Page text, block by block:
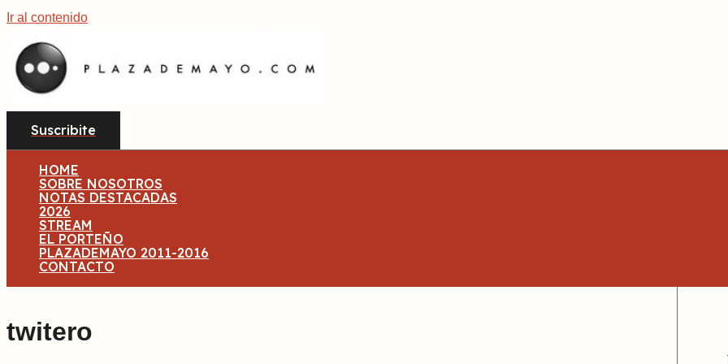
Ir al contenido
Suscribite
HOME
SOBRE NOSOTROS
NOTAS DESTACADAS
2026
STREAM
EL PORTEÑO
PLAZADEMAYO 2011-2016
CONTACTO
twitero